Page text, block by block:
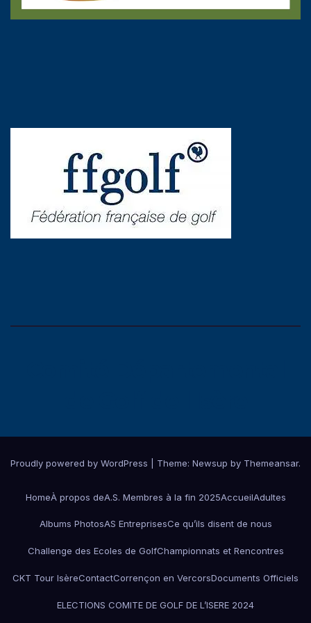
Proudly powered by WordPress Theme: Newsup by Themeansar.
HomeÀ propos deA.S. Membres à la fin 2025AccueilAdultes
Albums PhotosAS EntreprisesCe qu’ils disent de nous
Challenge des Ecoles de GolfChampionnats et Rencontres
CKT Tour IsèreContactCorrençon en VercorsDocuments Officiels
ELECTIONS COMITE DE GOLF DE L’ISERE 2024